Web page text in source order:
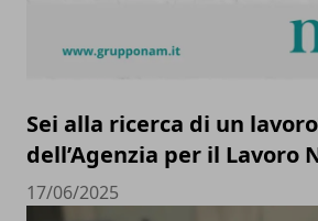
Sei alla ricerca di un
dell’Agenzia per il Lavoro
17/06/2025